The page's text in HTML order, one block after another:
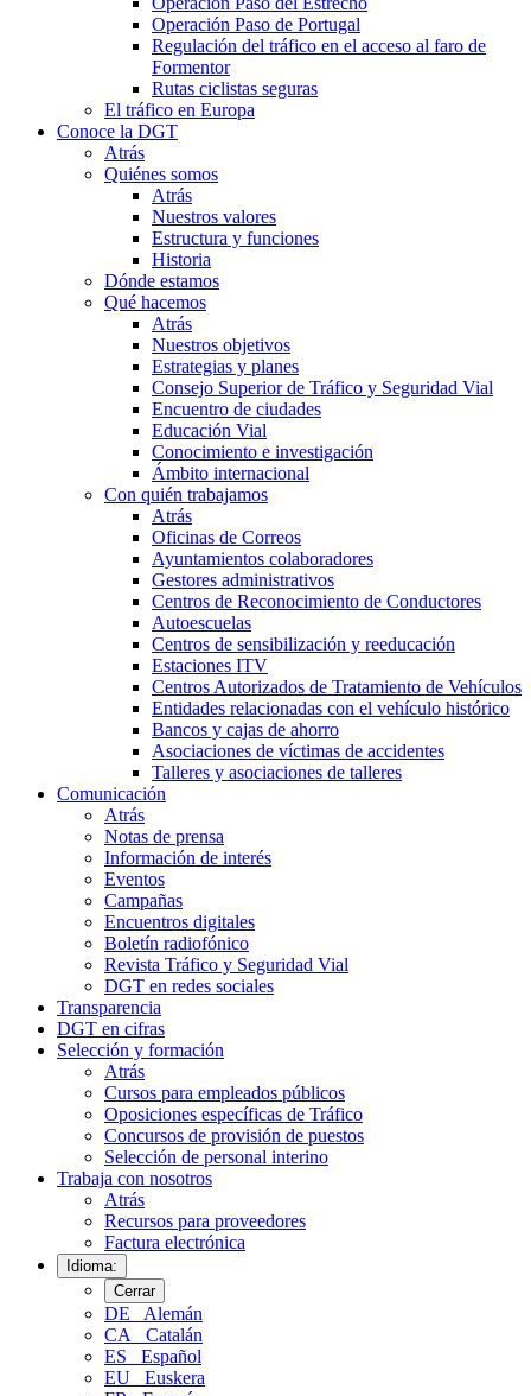
Operación Paso de Portugal
Regulación del tráfico en el acceso al faro de
Formentor
Rutas ciclistas seguras
El tráfico en Europa
Conoce la DGT
Atrás
Quiénes somos
Atrás
Nuestros valores
Estructura y funciones
Historia
Dónde estamos
Qué hacemos
Atrás
Nuestros objetivos
Estrategias y planes
Consejo Superior de Tráfico y Seguridad Vial
Encuentro de ciudades
Educación Vial
Conocimiento e investigación
Ámbito internacional
Con quién trabajamos
Atrás
Oficinas de Correos
Ayuntamientos colaboradores
Gestores administrativos
Centros de Reconocimiento de Conductores
Autoescuelas
Centros de sensibilización y reeducación
Estaciones ITV
Centros Autorizados de Tratamiento de Vehículos
Entidades relacionadas con el vehículo histórico
Bancos y cajas de ahorro
Asociaciones de víctimas de accidentes
Talleres y asociaciones de talleres
Comunicación
Atrás
Notas de prensa
Información de interés
Eventos
Campañas
Encuentros digitales
Boletín radiofónico
Revista Tráfico y Seguridad Vial
DGT en redes sociales
Transparencia
DGT en cifras
Selección y formación
Atrás
Cursos para empleados públicos
Oposiciones específicas de Tráfico
Concursos de provisión de puestos
Selección de personal interino
Trabaja con nosotros
Atrás
Recursos para proveedores
Factura electrónica
Idioma:
Cerrar
DE
Alemán
CA
Catalán
ES
Español
EU
Euskera